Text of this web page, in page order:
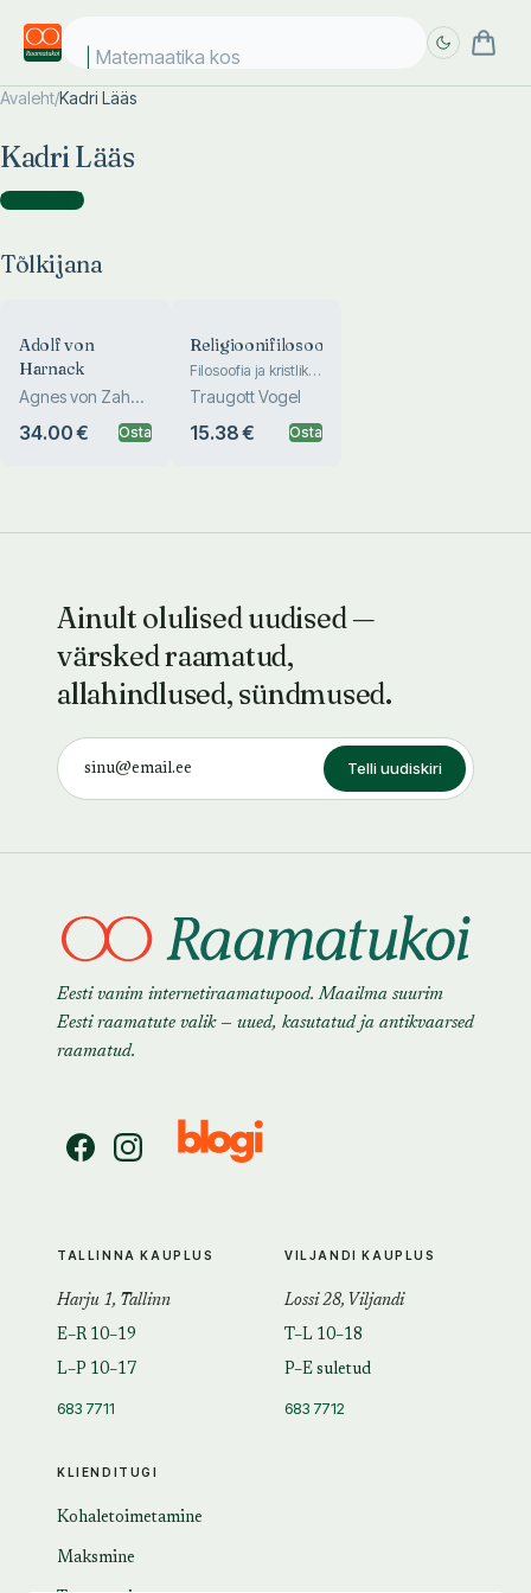
Matemaatika kosm
Avaleht/Kadri Lääs
Kadri Lääs
Tõlkijana )
Tõlkijana
Adolf von
Harnack
Agnes von Zahn-
34.00 € Osta
Religioonifilosoofia
Filosoofia ja kristlik
teoloogia dialoogis
Traugott Vogel
15.38 € Osta
Ainult olulised uudised —
värsked raamatud,
allahindlused, sündmused.
Telli uudiskiri
Eesti vanim internetiraamatupood. Maailma suurim
Eesti raamatute valik — uued, kasutatud ja antikvaarsed
raamatud.
KLIENDITUGI
Kohaletoimetamine
Maksmine
TALLINNA KAUPLUS
Harju 1, Tallinn
E–R 10–19
L–P 10–17
683 7711
VILJANDI KAUPLUS
Lossi 28, Viljandi
T–L 10–18
P–E suletud
683 7712